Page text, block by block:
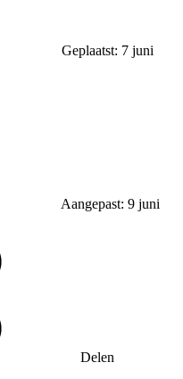
Geplaatst: 7 juni
Aangepast: 9 juni
Delen